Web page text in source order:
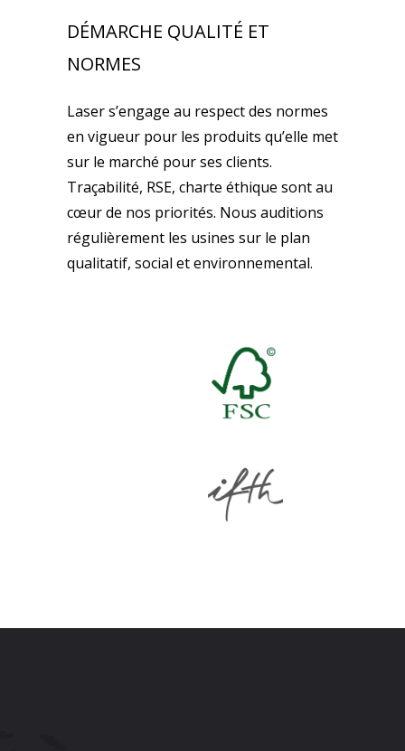
DÉMARCHE QUALITÉ ET
NORMES
Laser s’engage au respect des normes
en vigueur pour les produits qu’elle met
sur le marché pour ses clients.
Traçabilité, RSE, charte éthique sont au
cœur de nos priorités. Nous auditions
régulièrement les usines sur le plan
qualitatif, social et environnemental.